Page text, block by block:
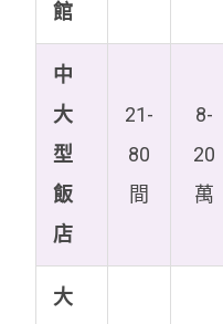
館
中
大
型
飯
店
21-
80
間
8-
20
萬
大